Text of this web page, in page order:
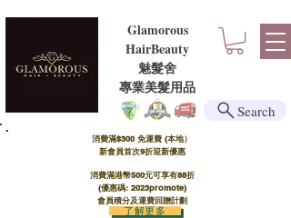
Glamorous
HairBeauty
魅髮舍
​​專業美髮用品
消費滿$300 免運費 (本地）​
新會員首次9折迎新優惠
消費滿港幣500元可享有88折
(優惠碼: 2023promote)
會員積分及運費回贈計劃
了解更多
Search